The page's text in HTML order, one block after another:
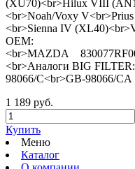
(XU70)<br>Hilux VIII
<br>Noah/Voxy
<br>Sienna IV
ОЕМ:
<br>MAZDA
<br>Аналоги BIG
98066/C<br>GB-98066/CA
1 189 руб.
Купить
Меню
Каталог